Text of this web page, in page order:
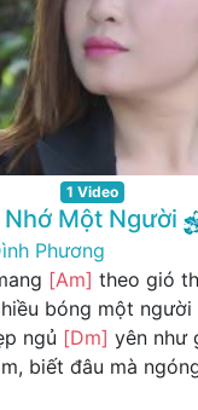
1 Video
Một Người
Phương
[Am] theo gió
bóng một người
ngủ [Dm] yên như
biết đâu mà